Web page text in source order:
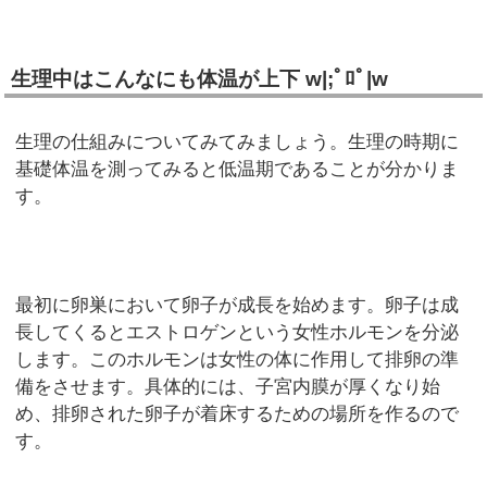
生理中はこんなにも体温が上下 w|;ﾟﾛﾟ|w
生理の仕組みについてみてみましょう。生理の時期に
基礎体温を測ってみると低温期であることが分かりま
す。
最初に卵巣において卵子が成長を始めます。卵子は成
長してくるとエストロゲンという女性ホルモンを分泌
します。このホルモンは女性の体に作用して排卵の準
備をさせます。具体的には、子宮内膜が厚くなり始
め、排卵された卵子が着床するための場所を作るので
す。